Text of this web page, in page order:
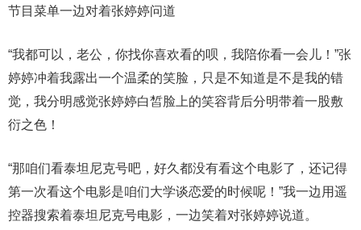
节目菜单一边对着张婷婷问道
“我都可以，老公，你找你喜欢看的呗，我陪你看一会儿！”张
婷婷冲着我露出一个温柔的笑脸，只是不知道是不是我的错
觉，我分明感觉张婷婷白皙脸上的笑容背后分明带着一股敷
衍之色！
“那咱们看泰坦尼克号吧，好久都没有看这个电影了，还记得
第一次看这个电影是咱们大学谈恋爱的时候呢！”我一边用遥
控器搜索着泰坦尼克号电影，一边笑着对张婷婷说道。